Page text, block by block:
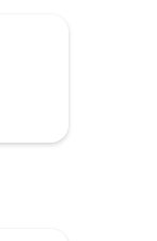
🌲